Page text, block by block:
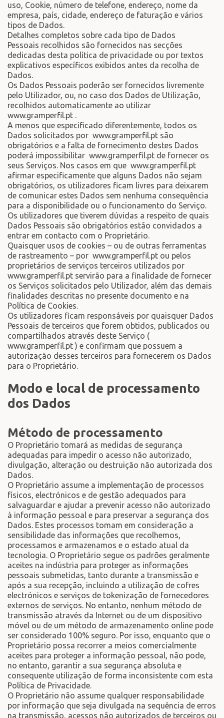
uso, Cookie, número de telefone, endereço, nome da
empresa, país, cidade, endereço de faturação e vários
tipos de Dados.
Detalhes completos sobre cada tipo de Dados
Pessoais recolhidos são fornecidos nas secções
dedicadas desta política de privacidade ou por textos
explicativos específicos exibidos antes da recolha de
Dados.
Os Dados Pessoais poderão ser fornecidos livremente
pelo Utilizador, ou, no caso dos Dados de Utilização,
recolhidos automaticamente ao utilizar
www.gramperfil.pt .
A menos que especificado diferentemente, todos os
Dados solicitados por www.gramperfil.pt são
obrigatórios e a falta de fornecimento destes Dados
poderá impossibilitar www.gramperfil.pt de fornecer os
seus Serviços. Nos casos em que www.gramperfil.pt
afirmar especificamente que alguns Dados não sejam
obrigatórios, os utilizadores ficam livres para deixarem
de comunicar estes Dados sem nenhuma consequência
para a disponibilidade ou o funcionamento do Serviço.
Os utilizadores que tiverem dúvidas a respeito de quais
Dados Pessoais são obrigatórios estão convidados a
entrar em contacto com o Proprietário.
Quaisquer usos de cookies – ou de outras ferramentas
de rastreamento – por www.gramperfil.pt ou pelos
proprietários de serviços terceiros utilizados por
www.gramperfil.pt servirão para a finalidade de fornecer
os Serviços solicitados pelo Utilizador, além das demais
finalidades descritas no presente documento e na
Política de Cookies.
Os utilizadores ficam responsáveis por quaisquer Dados
Pessoais de terceiros que forem obtidos, publicados ou
compartilhados através deste Serviço (
www.gramperfil.pt ) e confirmam que possuem a
autorização desses terceiros para fornecerem os Dados
para o Proprietário.
Modo e local de processamento
dos Dados
Método de processamento
O Proprietário tomará as medidas de segurança
adequadas para impedir o acesso não autorizado,
divulgação, alteração ou destruição não autorizada dos
Dados.
O Proprietário assume a implementação de processos
físicos, electrónicos e de gestão adequados para
salvaguardar e ajudar a prevenir acesso não autorizado
à informação pessoal e para preservar a segurança dos
Dados. Estes processos tomam em consideração a
sensibilidade das informações que recolhemos,
processamos e armazenamos e o estado atual da
tecnologia. O Proprietário segue os padrões geralmente
aceites na indústria para proteger as informações
pessoais submetidas, tanto durante a transmissão e
após a sua recepção, incluindo a utilização de cofres
electrónicos e serviços de tokenização de fornecedores
externos de serviços. No entanto, nenhum método de
transmissão através da Internet ou de um dispositivo
móvel ou de um método de armazenamento online pode
ser considerado 100% seguro. Por isso, enquanto que o
Proprietário possa recorrer a meios comercialmente
aceites para proteger a informação pessoal, não pode,
no entanto, garantir a sua segurança absoluta e
consequente utilização de forma inconsistente com esta
Política de Privacidade.
O Proprietário não assume qualquer responsabilidade
por informação que seja divulgada na sequência de erros
na transmissão, acessos não autorizados de terceiros ou